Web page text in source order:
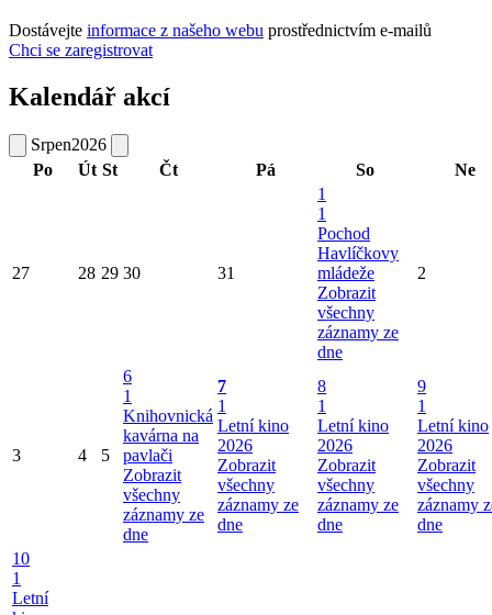
Dostávejte informace z našeho webu prostřednictvím e-mailů
Chci se zaregistrovat
Kalendář akcí
Srpen2026
Po
Út St Čt Pá So Ne
27 28 29 30 31
1
1
Pochod
Havlíčkovy
mládeže
Zobrazit
všechny
záznamy ze
dne
2
3 4 5
6
1
Knihovnická
kavárna na
pavlači
Zobrazit
všechny
záznamy ze
dne
7
1
Letní kino
2026
Zobrazit
všechny
záznamy ze
dne
8
1
Letní kino
2026
Zobrazit
všechny
záznamy ze
dne
9
1
Letní kino
2026
Zobrazit
všechny
záznamy
dne
10
1
Letní